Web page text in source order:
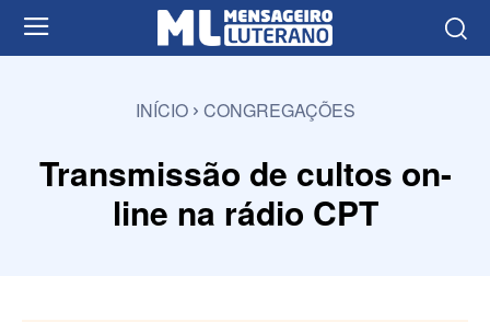
INÍCIO CONGREGAÇÕES
Transmissão de cultos on-
line na rádio CPT